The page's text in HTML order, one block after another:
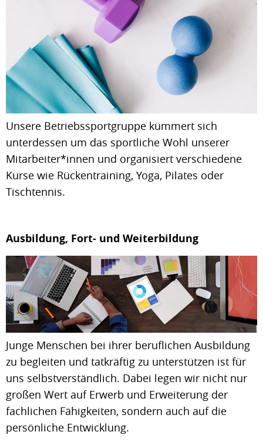
Unsere Betriebssportgruppe kümmert sich
unterdessen um das sportliche Wohl unserer
Mitarbeiter*innen und organisiert verschiedene
Kurse wie Rückentraining, Yoga, Pilates oder
Tischtennis.
Ausbildung, Fort- und Weiterbildung
Junge Menschen bei ihrer beruflichen Ausbildung
zu begleiten und tatkräftig zu unterstützen ist für
uns selbstverständlich. Dabei legen wir nicht nur
großen Wert auf Erwerb und Erweiterung der
fachlichen Fähigkeiten, sondern auch auf die
persönliche Entwicklung.